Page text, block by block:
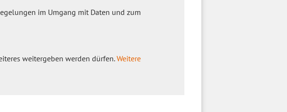
im Umgang mit Daten und zum
weitergeben werden dürfen.Weitere